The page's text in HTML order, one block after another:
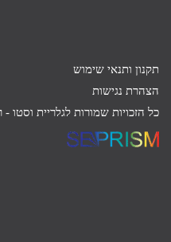
תקנון ותנאי שימוש
הצהרת נגישות
כל הזכויות שמורות לגלריית וסטו -